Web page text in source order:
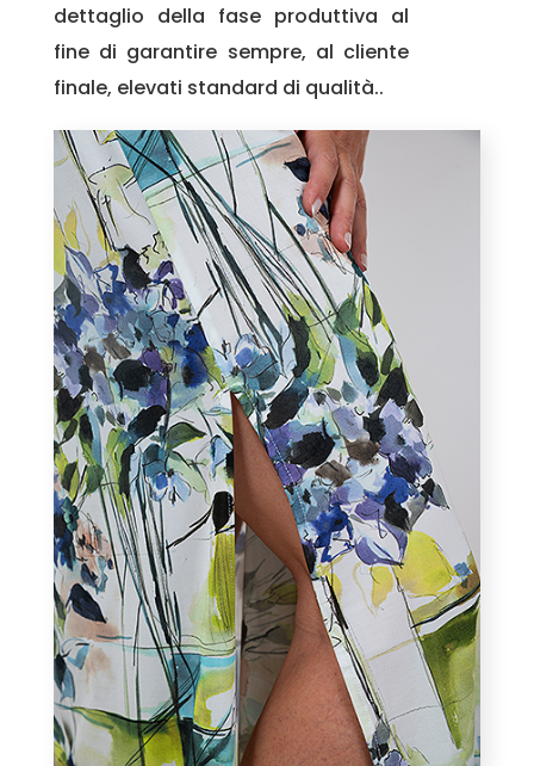
dettaglio della fase produttiva al
fine di garantire sempre, al cliente
finale, elevati standard di qualità..